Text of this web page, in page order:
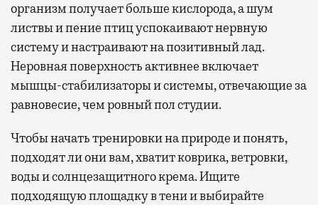
организм получает больше кислорода, а шум
листвы и пение птиц успокаивают нервную
систему и настраивают на позитивный лад.
Неровная поверхность активнее включает
мышцы-стабилизаторы и системы, отвечающие за
равновесие, чем ровный пол студии.
Чтобы начать тренировки на природе и понять,
подходят ли они вам, хватит коврика, ветровки,
воды и солнцезащитного крема. Ищите
подходящую площадку в тени и выбирайте